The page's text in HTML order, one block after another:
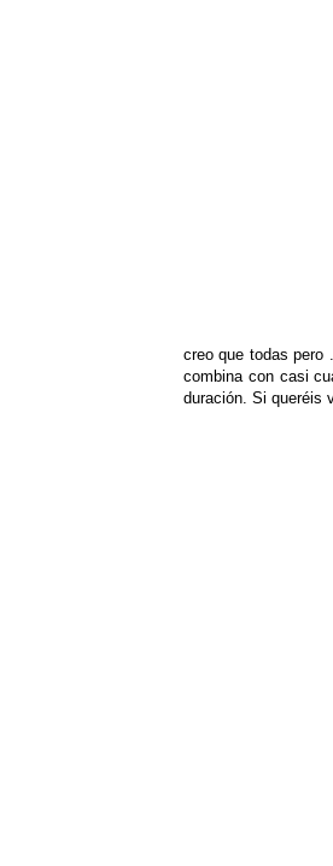
creo que todas pero
combina con casi
duración. Si queréis